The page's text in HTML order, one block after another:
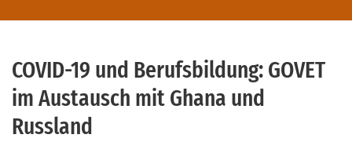
COVID-19 und Berufsbildung: GOVET
im Austausch mit Ghana und
Russland